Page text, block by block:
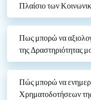
Πλαίσιο των
Πως μπορώ να
της Δραστηριότητας
Πώς μπορώ να
Χρηματοδοτήσεων